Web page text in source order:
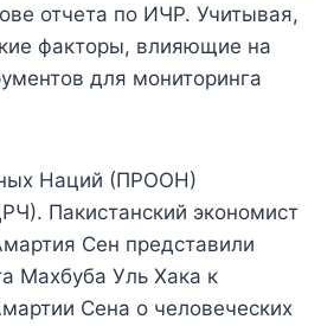
отчета по ИЧР. Учитывая,
факторы, влияющие на
для мониторинга
Наций (ПРООН)
Пакистанский экономист
Сен представили
Махбуба Уль Хака к
Сена о человеческих